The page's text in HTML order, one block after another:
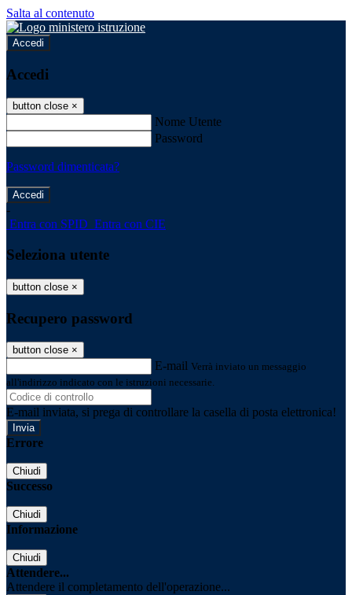
Salta al contenuto
Accedi
Accedi
button close ×
Nome Utente
Password
Password dimenticata?
-
Entra con SPID Entra con CIE
Seleziona utente
button close ×
Recupero password
button close ×
E-mail Verrà inviato un messaggio
all'indirizzo indicato con le istruzioni necessarie.
E-mail inviata, si prega di controllare la casella di posta elettronica!
Errore
Chiudi
Successo
Chiudi
Informazione
Chiudi
Attendere...
Attendere il completamento dell'operazione...